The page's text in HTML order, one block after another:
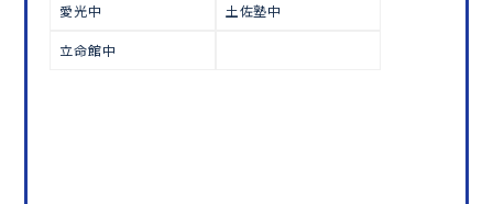
愛光中 土佐塾中
立命館中